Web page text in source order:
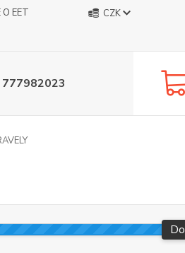
O EET
CZK
Do